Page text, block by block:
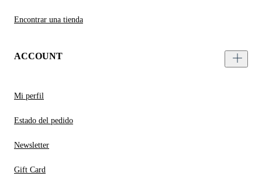
Encontrar una tienda
ACCOUNT
Mi perfil
Estado del pedido
Newsletter
Gift Card